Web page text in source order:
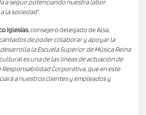
a seguir potenciando nuestra labor
la sociedad”.
Iglesias, consejero delegado de Alsa,
de poder colaborar y apoyar la
la Escuela Superior de Música Reina
es una de las líneas de actuación de
Corporativa, que en este
a nuestros clientes y empleados y